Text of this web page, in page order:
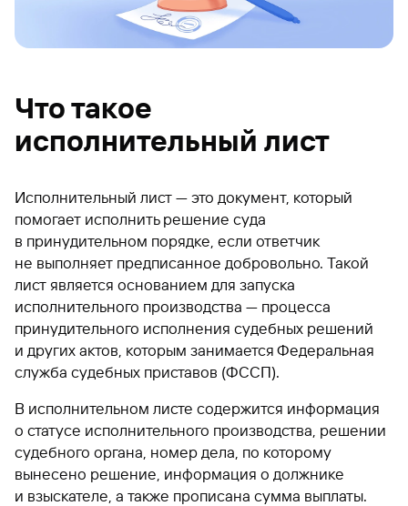
Что такое
исполнительный лист
Исполнительный лист — это документ, который
помогает исполнить решение суда
в принудительном порядке, если ответчик
не выполняет предписанное добровольно. Такой
лист является основанием для запуска
исполнительного производства — процесса
принудительного исполнения судебных решений
и других актов, которым занимается Федеральная
служба судебных приставов (ФССП).
В исполнительном листе содержится информация
о статусе исполнительного производства, решении
судебного органа, номер дела, по которому
вынесено решение, информация о должнике
и взыскателе, а также прописана сумма выплаты.